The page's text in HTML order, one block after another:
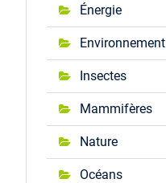
Énergie
Environnement
Insectes
Mammifères
Nature
Océans